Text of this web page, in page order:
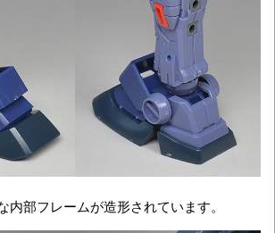
内部フレームが造形されています。